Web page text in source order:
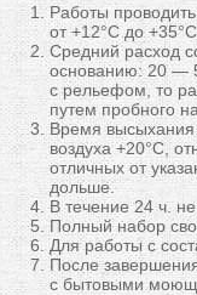
Работы
от +12°C до
Средний расход
основанию: 20 —
с рельефом, то
путем пробного
Время высыхания
воздуха +20°C,
отличных от
дольше.
В течение 24 ч.
Полный набор
Для работы с
После
с бытовыми